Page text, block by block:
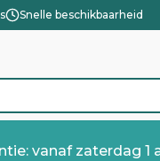
Snelle beschikbaarheid
vanaf zaterdag 1